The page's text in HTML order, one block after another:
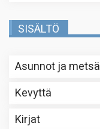
SISÄLTÖ
Asunnot ja metsä
Kevyttä
Kirjat